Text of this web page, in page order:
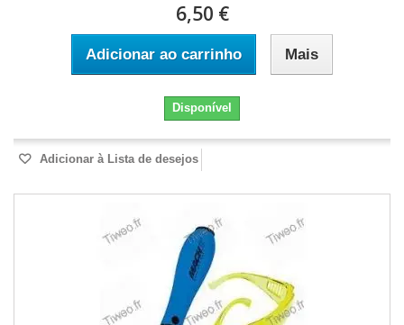
6,50 €
Adicionar ao carrinho Mais
Disponível
Adicionar à Lista de desejos